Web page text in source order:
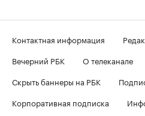
Контактная информация
Вечерний РБК
О телеканале
Скрыть баннеры на РБК
Корпоративная подписка